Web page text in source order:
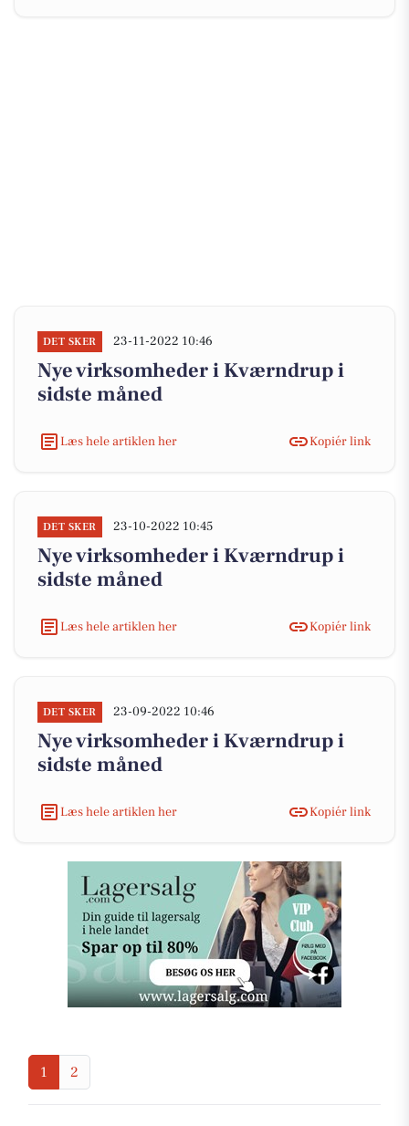
DET SKER 23-11-2022 10:46
Nye virksomheder i Kværndrup i
sidste måned
Læs hele artiklen her Kopiér link
DET SKER 23-10-2022 10:45
Nye virksomheder i Kværndrup i
sidste måned
Læs hele artiklen her Kopiér link
DET SKER 23-09-2022 10:46
Nye virksomheder i Kværndrup i
sidste måned
Læs hele artiklen her Kopiér link
1 2